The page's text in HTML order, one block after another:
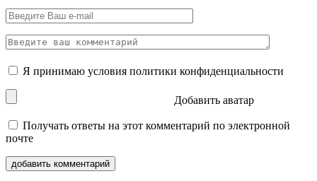
Я принимаю условия политики конфиденциальности
Добавить аватар
Получать ответы на этот комментарий по электронной
почте